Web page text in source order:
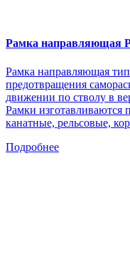
Рамка направляющая
Рамка направляющая
предотвращения
движении по стволу в
Рамки изготавливаются
канатные, рельсовые,
Подробнее